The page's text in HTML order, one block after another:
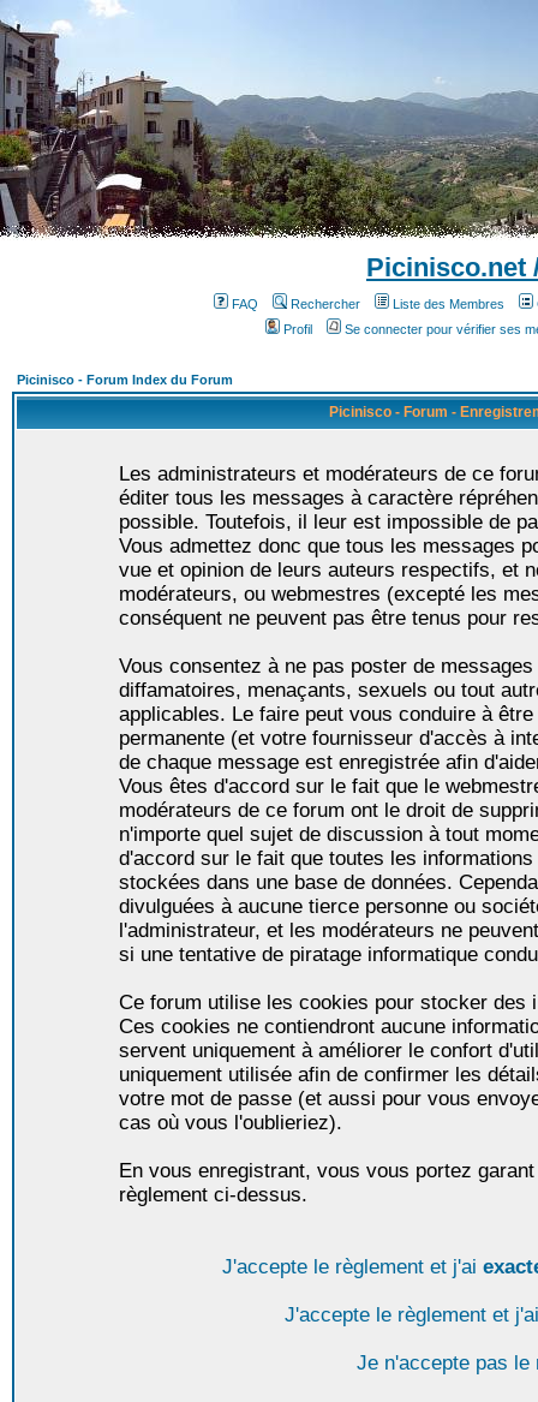
Picinisco.net
FAQ Rechercher Liste des Membres
Profil
Se connecter pour vérifier ses
Picinisco - Forum Index du Forum
Picinisco - Forum -
Les administrateurs et modérateurs de ce
éditer tous les messages à caractère
possible. Toutefois, il leur est impossible de
Vous admettez donc que tous les messages
vue et opinion de leurs auteurs respectifs, et
modérateurs, ou webmestres (excepté les
conséquent ne peuvent pas être tenus pour
Vous consentez à ne pas poster de
diffamatoires, menaçants, sexuels ou tout
applicables. Le faire peut vous conduire à
permanente (et votre fournisseur d'accès à
de chaque message est enregistrée afin
Vous êtes d'accord sur le fait que le
modérateurs de ce forum ont le droit de
n'importe quel sujet de discussion à tout
d'accord sur le fait que toutes les
stockées dans une base de données.
divulguées à aucune tierce personne ou
l'administrateur, et les modérateurs ne
si une tentative de piratage informatique
Ce forum utilise les cookies pour stocker des
Ces cookies ne contiendront aucune
servent uniquement à améliorer le confort
uniquement utilisée afin de confirmer les
votre mot de passe (et aussi pour vous
cas où vous l'oublieriez).
En vous enregistrant, vous vous portez
règlement ci-dessus.
J'accepte le règlement et j'ai
J'accepte le règlement et
Je n'accepte pas le